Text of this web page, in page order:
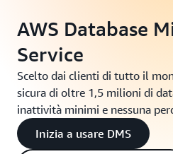
AWS Database
Service
Scelto dai clienti di tutto il
sicura di oltre 1,5 milioni di
inattività minimi e nessuna
Inizia a usare DMS